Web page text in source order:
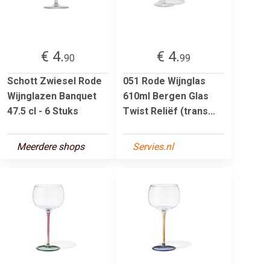
€ 4.90
Schott Zwiesel Rode
Wijnglazen Banquet
47.5 cl - 6 Stuks
Meerdere shops
€ 4.99
051 Rode Wijnglas
610ml Bergen Glas
Twist Reliëf (trans...
Servies.nl